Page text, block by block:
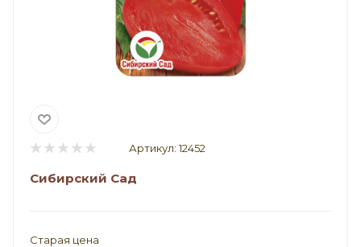
Артикул: 12452
Сибирский Сад
Старая цена